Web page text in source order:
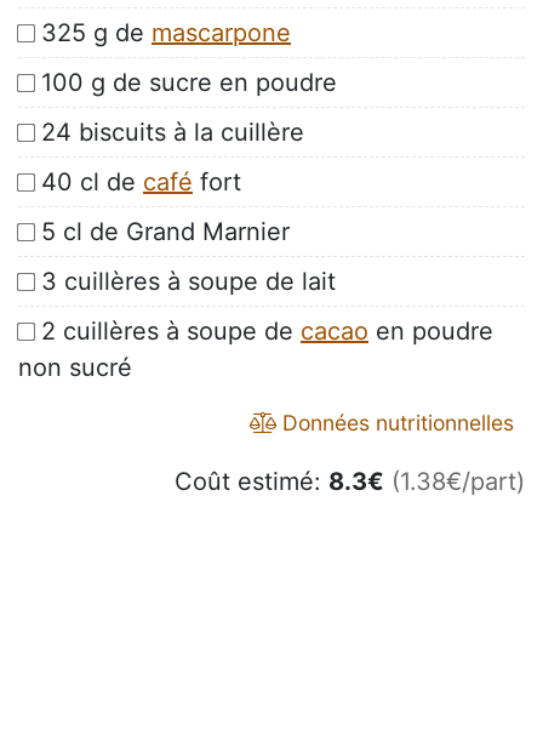
325 g de mascarpone
100 g de sucre en poudre
24 biscuits à la cuillère
40 cl de café fort
5 cl de Grand Marnier
3 cuillères à soupe de lait
2 cuillères à soupe de cacao en poudre
non sucré
Données nutritionnelles
Coût estimé: 8.3€ (1.38€/part)